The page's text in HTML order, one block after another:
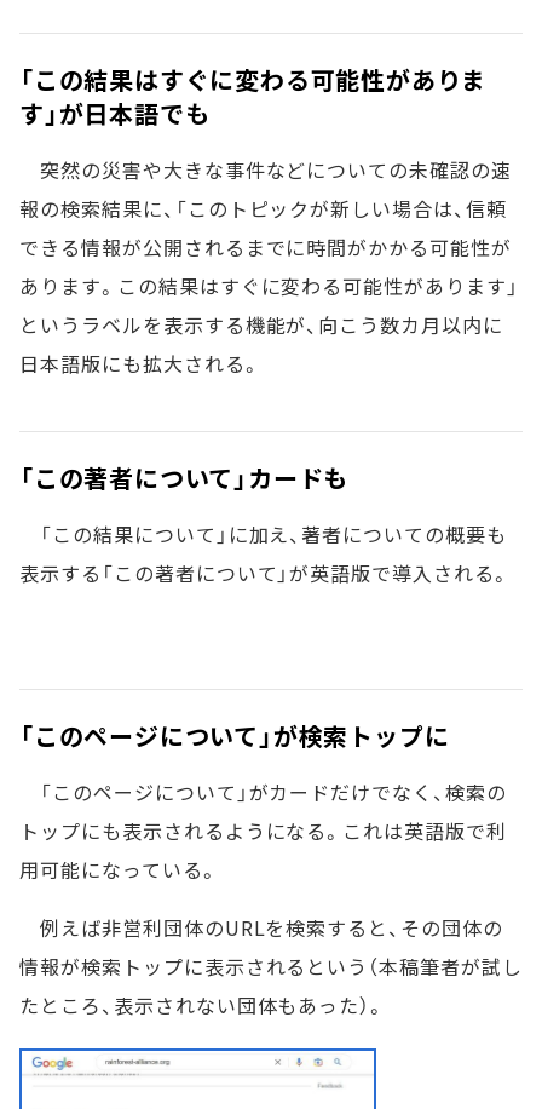
「この結果はすぐに変わる可能性がありま
す」が日本語でも
突然の災害や大きな事件などについての未確認の速
報の検索結果に、「このトピックが新しい場合は、信頼
できる情報が公開されるまでに時間がかかる可能性が
あります。この結果はすぐに変わる可能性があります」
というラベルを表示する機能が、向こう数カ月以内に
日本語版にも拡大される。
「この著者について」カードも
「この結果について」に加え、著者についての概要も
表示する「この著者について」が英語版で導入される。
「このページについて」が検索トップに
「このページについて」がカードだけでなく、検索の
トップにも表示されるようになる。これは英語版で利
用可能になっている。
例えば非営利団体のURLを検索すると、その団体の
情報が検索トップに表示されるという（本稿筆者が試し
たところ、表示されない団体もあった）。